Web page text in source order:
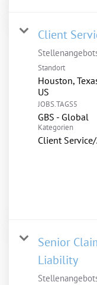
Client
Standort
Houston,
JOBS.TAGS5
GBS - Global
Kategorien
Client
Senior
Liability